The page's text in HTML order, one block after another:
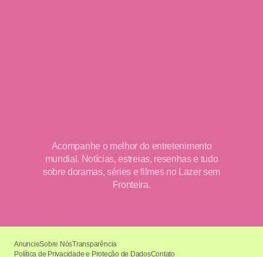
Acompanhe o melhor do entretenimento
mundial. Notícias, estreias, resenhas e tudo
sobre doramas, séries e filmes no Lazer sem
Fronteira.
AnuncieSobre NósTransparência
Política de Privacidade e Proteção de DadosContato